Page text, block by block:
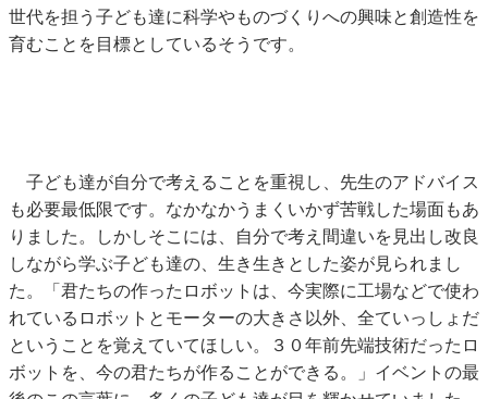
世代を担う子ども達に科学やものづくりへの興味と創造性を
育むことを目標としているそうです。
子ども達が自分で考えることを重視し、先生のアドバイス
も必要最低限です。なかなかうまくいかず苦戦した場面もあ
りました。しかしそこには、自分で考え間違いを見出し改良
しながら学ぶ子ども達の、生き生きとした姿が見られまし
た。「君たちの作ったロボットは、今実際に工場などで使わ
れているロボットとモーターの大きさ以外、全ていっしょだ
ということを覚えていてほしい。３０年前先端技術だったロ
ボットを、今の君たちが作ることができる。」イベントの最